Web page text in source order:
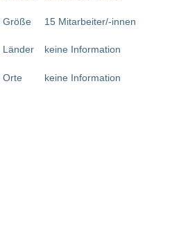
Größe
Länder
Orte
15 Mitarbeiter/-innen
keine Information
keine Information